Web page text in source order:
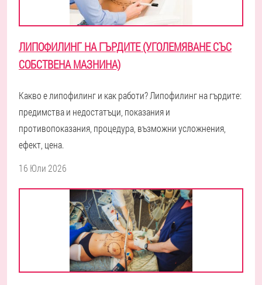
ЛИПОФИЛИНГ НА ГЪРДИТЕ (УГОЛЕМЯВАНЕ СЪС
СОБСТВЕНА МАЗНИНА)
Какво е липофилинг и как работи? Липофилинг на гърдите:
предимства и недостатъци, показания и
противопоказания, процедура, възможни усложнения,
ефект, цена.
16 Юли 2026